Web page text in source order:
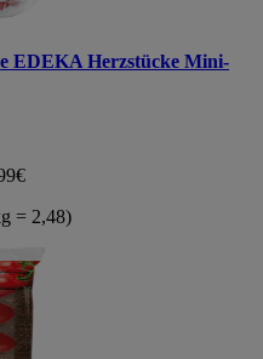
EDEKA Herzstücke Mini-
= 2,48)